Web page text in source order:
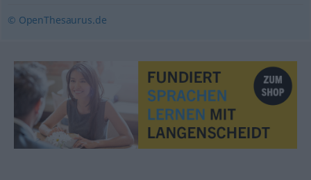
© OpenThesaurus.de